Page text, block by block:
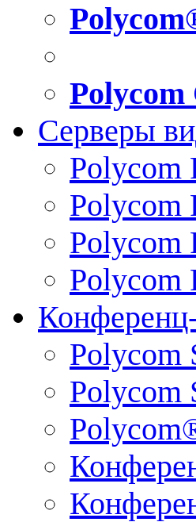
Polycom
Серверы
Polycom
Polycom
Polycom
Polycom
Polycom
Polycom